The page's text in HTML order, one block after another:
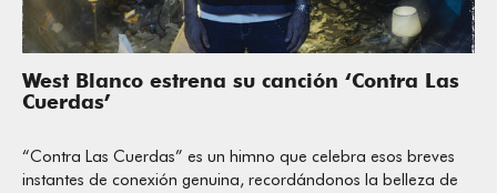
West Blanco estrena su canción ‘Contra Las
Cuerdas’
“Contra Las Cuerdas” es un himno que celebra esos breves
instantes de conexión genuina, recordándonos la belleza de